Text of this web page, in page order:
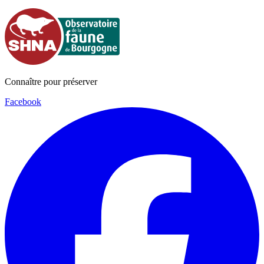
Connaître pour préserver
Facebook